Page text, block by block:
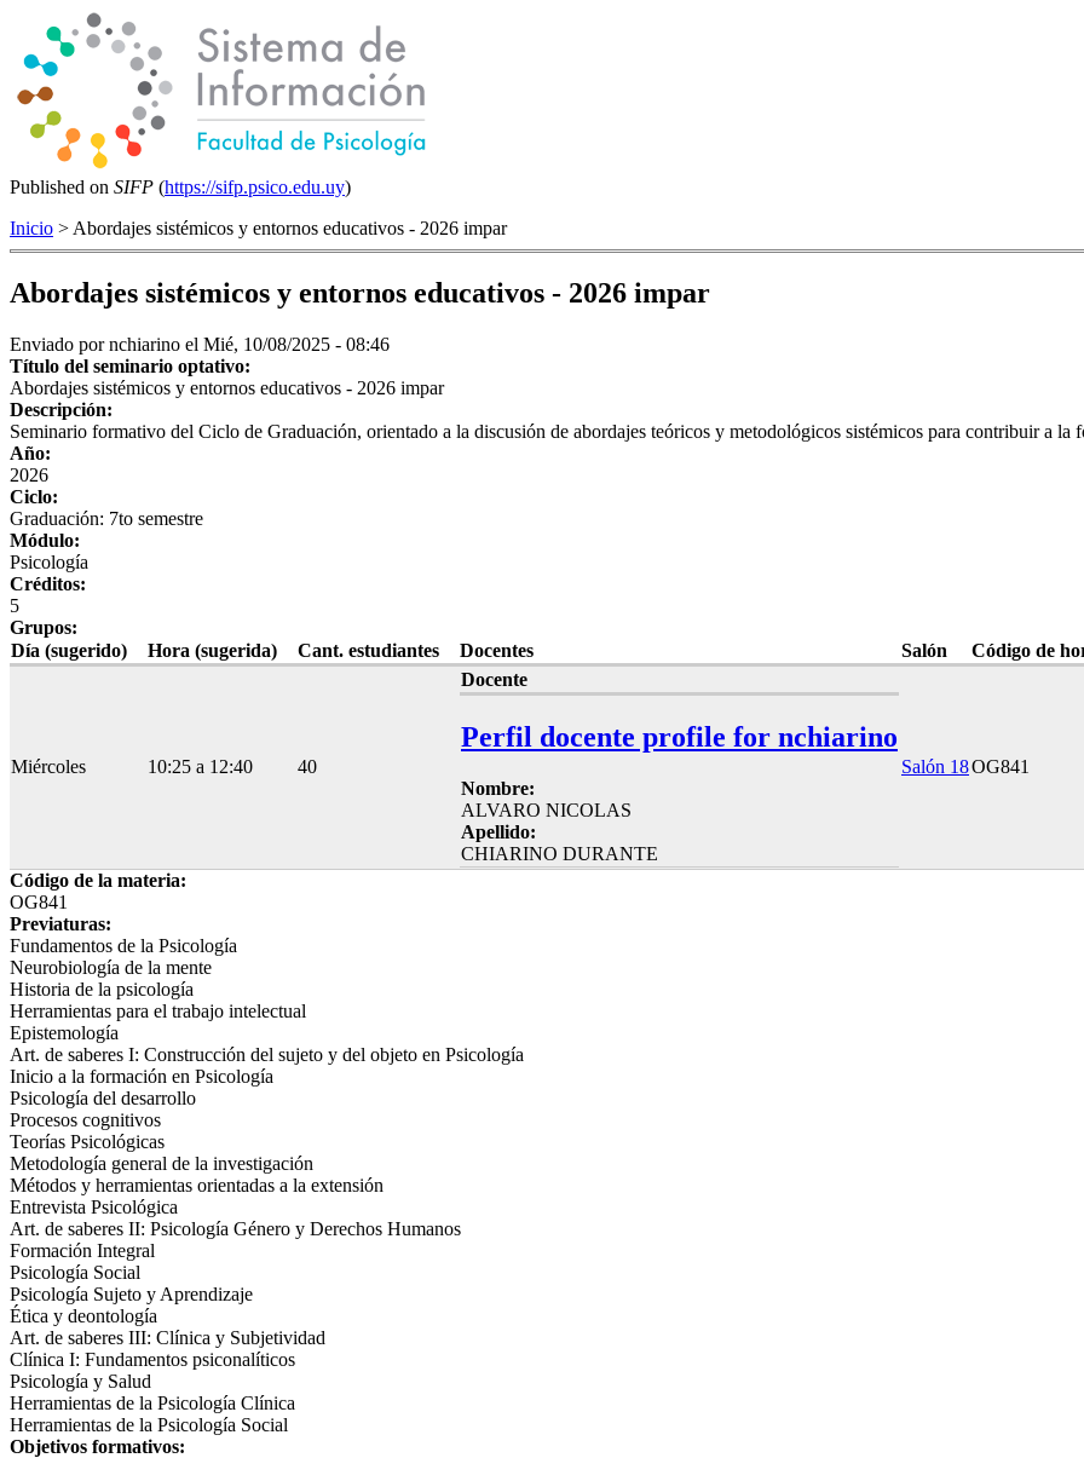
Published on SIFP (https://sifp.psico.edu.uy)
Inicio > Abordajes sistémicos y entornos educativos - 2026 impar
Abordajes sistémicos y entornos educativos - 2026 impar
Enviado pornchiarino el Mié, 10/08/2025 - 08:46
Título del seminario optativo:
Abordajes sistémicos y entornos educativos - 2026 impar
Descripción:
Seminario formativo del Ciclo de Graduación, orientado a la discusión de abordajes teóricos y metodológicos sistémicos para contribuir a
Año:
2026
Ciclo:
Graduación: 7to semestre
Módulo:
Psicología
Créditos:
5
Grupos:
Día (sugerido)
Hora (sugerida) Cant. estudiantes Docentes Salón Código de
Miércoles 10:25 a 12:40 40
Docente
Perfil docente profile for nchiarino
Nombre:
ALVARO NICOLAS
Apellido:
CHIARINO DURANTE
Salón 18OG841
Código de la materia:
OG841
Previaturas:
Fundamentos de la Psicología
Neurobiología de la mente
Historia de la psicología
Herramientas para el trabajo intelectual
Epistemología
Art. de saberes I: Construcción del sujeto y del objeto en Psicología
Inicio a la formación en Psicología
Psicología del desarrollo
Procesos cognitivos
Teorías Psicológicas
Metodología general de la investigación
Métodos y herramientas orientadas a la extensión
Entrevista Psicológica
Art. de saberes II: Psicología Género y Derechos Humanos
Formación Integral
Psicología Social
Psicología Sujeto y Aprendizaje
Ética y deontología
Art. de saberes III: Clínica y Subjetividad
Clínica I: Fundamentos psiconalíticos
Psicología y Salud
Herramientas de la Psicología Clínica
Herramientas de la Psicología Social
Objetivos formativos: